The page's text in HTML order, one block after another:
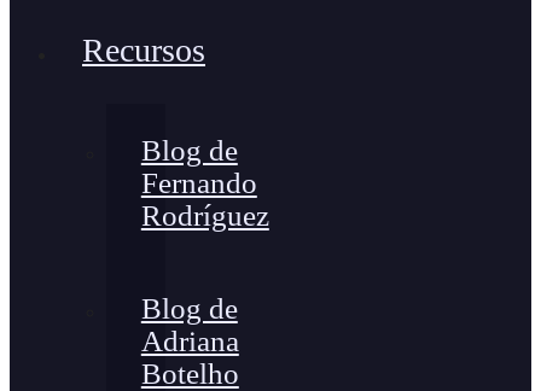
Recursos
Blog de
Fernando
Rodríguez
Blog de
Adriana
Botelho